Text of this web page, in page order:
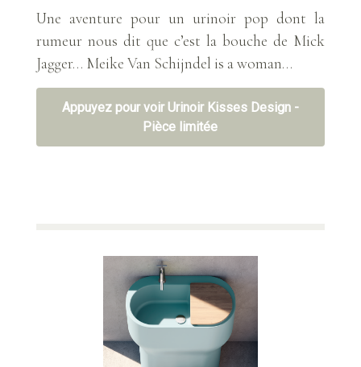
Une aventure pour un urinoir pop dont la
rumeur nous dit que c’est la bouche de Mick
Jagger… Meike Van Schijndel is a woman…
Appuyez pour voir Urinoir Kisses Design -
Pièce limitée